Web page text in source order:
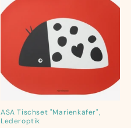
ASA Tischset "Marienkäfer",
Lederoptik